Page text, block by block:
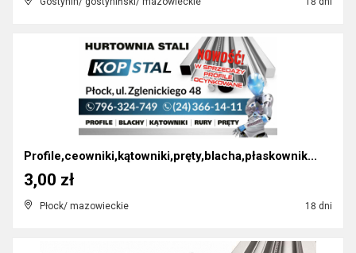
Profile,ceowniki,kątowniki,pręty,blacha,płaskownik...
Płock/ mazowieckie 18 dni
3,00 zł